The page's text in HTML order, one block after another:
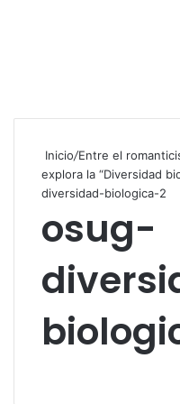
Inicio/Entre el
explora la “Diversidad
diversidad-biologica-2
osug-